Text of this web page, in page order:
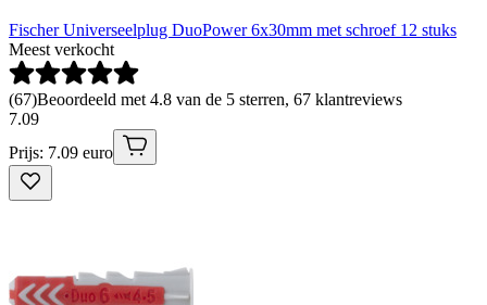
Fischer Universeelplug DuoPower 6x30mm met schroef 12 stuks
Meest verkocht
(67)Beoordeeld met 4.8 van de 5 sterren, 67 klantreviews
7.09
Prijs: 7.09 euro